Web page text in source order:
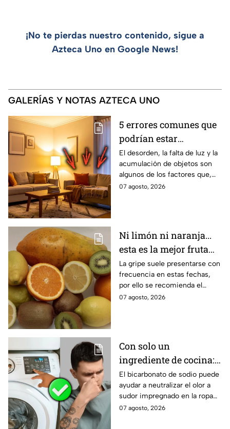
¡No te pierdas nuestro contenido, sigue a
Azteca Uno en Google News!
GALERÍAS Y NOTAS AZTECA UNO
5 errores comunes que
podrían estar
afectando la energía de
un hogar
El desorden, la falta de luz y la
acumulación de objetos son
algunos de los factores que,
según el Feng Shui y los
errores que afectan la energía
de un hogar.
07 agosto, 2026
Ni limón ni naranja...
esta es la mejor fruta
para evitar la gripe
La gripe suele presentarse con
frecuencia en estas fechas,
por ello se recomienda el
consumo de ciertas frutas.
07 agosto, 2026
Con solo un
ingrediente de cocina:
elimina el olor a sudor
de las camisetas de
deporte
El bicarbonato de sodio puede
ayudar a neutralizar el olor a
sudor impregnado en la ropa
deportiva cuando se utiliza
07 agosto, 2026